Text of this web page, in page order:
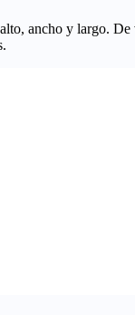
ancho y largo.